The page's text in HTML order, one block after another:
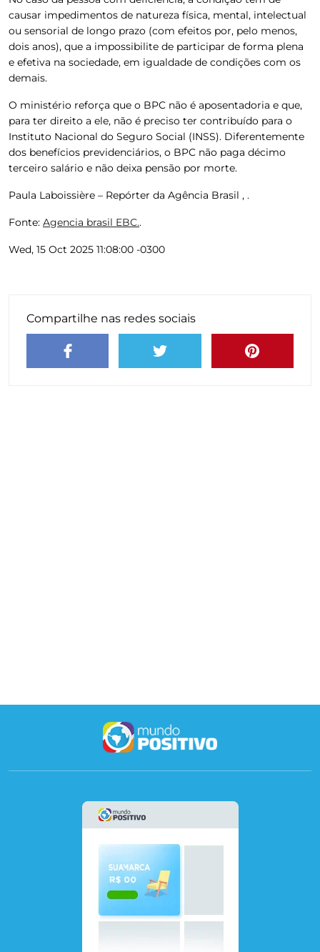
causar impedimentos de natureza física, mental, intelectual
ou sensorial de longo prazo (com efeitos por, pelo menos,
dois anos), que a impossibilite de participar de forma plena
e efetiva na sociedade, em igualdade de condições com os
demais.
O ministério reforça que o BPC não é aposentadoria e que,
para ter direito a ele, não é preciso ter contribuído para o
Instituto Nacional do Seguro Social (INSS). Diferentemente
dos benefícios previdenciários, o BPC não paga décimo
terceiro salário e não deixa pensão por morte.
Paula Laboissière – Repórter da Agência Brasil , .
Fonte: Agencia brasil EBC..
Wed, 15 Oct 2025 11:08:00 -0300
Compartilhe nas redes sociais